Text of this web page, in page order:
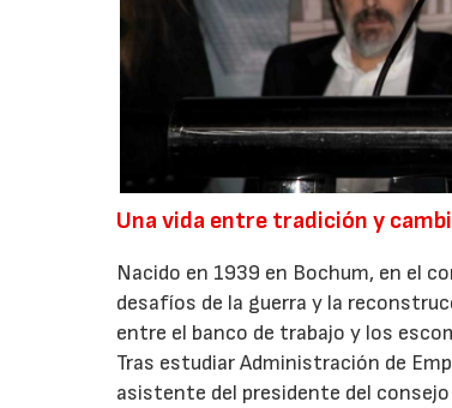
Una vida entre tradición y
Nacido en 1939 en Bochum, en el
desafíos de la guerra y la
entre el banco de trabajo y los
Tras estudiar Administración de
asistente del presidente del